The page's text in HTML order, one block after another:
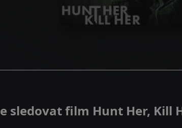
sledovat film Hunt Her, Kill